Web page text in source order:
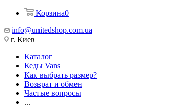
Корзина0
info@unitedshop.com.ua
г. Киев
Каталог
Кеды Vans
Как выбрать размер?
Возврат и обмен
Частые вопросы
...